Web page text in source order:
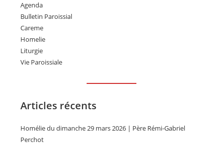
Agenda
Bulletin Paroissial
Careme
Homelie
Liturgie
Vie Paroissiale
Articles récents
Homélie du dimanche 29 mars 2026 | Père Rémi-Gabriel
Perchot